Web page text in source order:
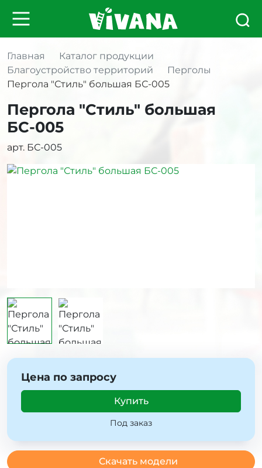
Главная
Каталог продукции
Благоустройство территорий
Перголы
Пергола "Стиль" большая БС-005
Пергола "Стиль" большая
БС-005
арт. БС-005
Цена по запросу
Купить
Под заказ
Скачать модели